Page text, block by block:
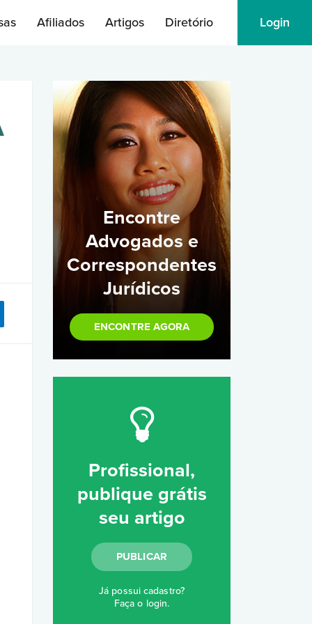
Afiliados Artigos Diretório Login
Encontre
Advogados e
Correspondentes
Jurídicos
ENCONTRE AGORA
Profissional,
publique grátis
seu artigo
PUBLICAR
Já possui cadastro?
Faça o login.